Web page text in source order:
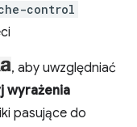
control
, aby uwzględniać
wyrażenia
pasujące do